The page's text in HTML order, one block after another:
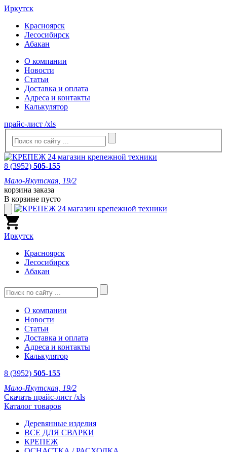
Иркутск
Красноярск
Лесосибирск
Абакан
О компании
Новости
Статьи
Доставка и оплата
Адреса и контакты
Калькулятор
прайс-лист /xls
8 (3952) 505-155
Мало-Якутская, 19/2
корзина заказа
В корзине пусто
Иркутск
Красноярск
Лесосибирск
Абакан
О компании
Новости
Статьи
Доставка и оплата
Адреса и контакты
Калькулятор
8 (3952) 505-155
Мало-Якутская, 19/2
Скачать прайс-лист /xls
Каталог товаров
Деревянные изделия
ВСЕ ДЛЯ СВАРКИ
КРЕПЕЖ